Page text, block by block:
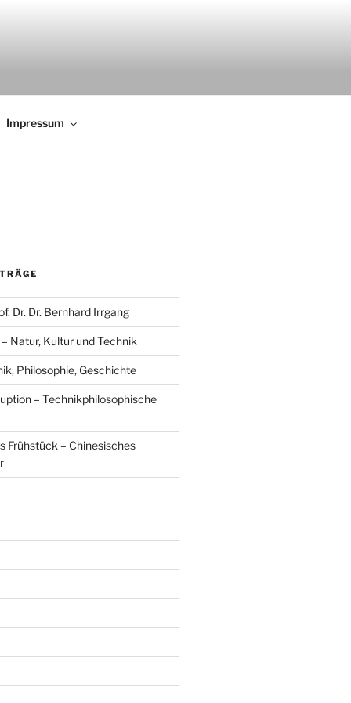
Impressum
Dr. Dr. Bernhard Irrgang
Natur, Kultur und Technik
Philosophie, Geschichte
– Technikphilosophische
Frühstück – Chinesisches